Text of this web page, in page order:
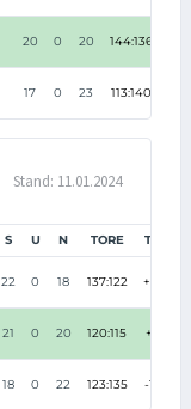
20 0 20 144:136
17 0 23 113:140
Stand: 11.01.2024
S U N TORE TD
22 0 18 137:122 +15
21 0 20 120:115 +5
18 0 22 123:135 -12